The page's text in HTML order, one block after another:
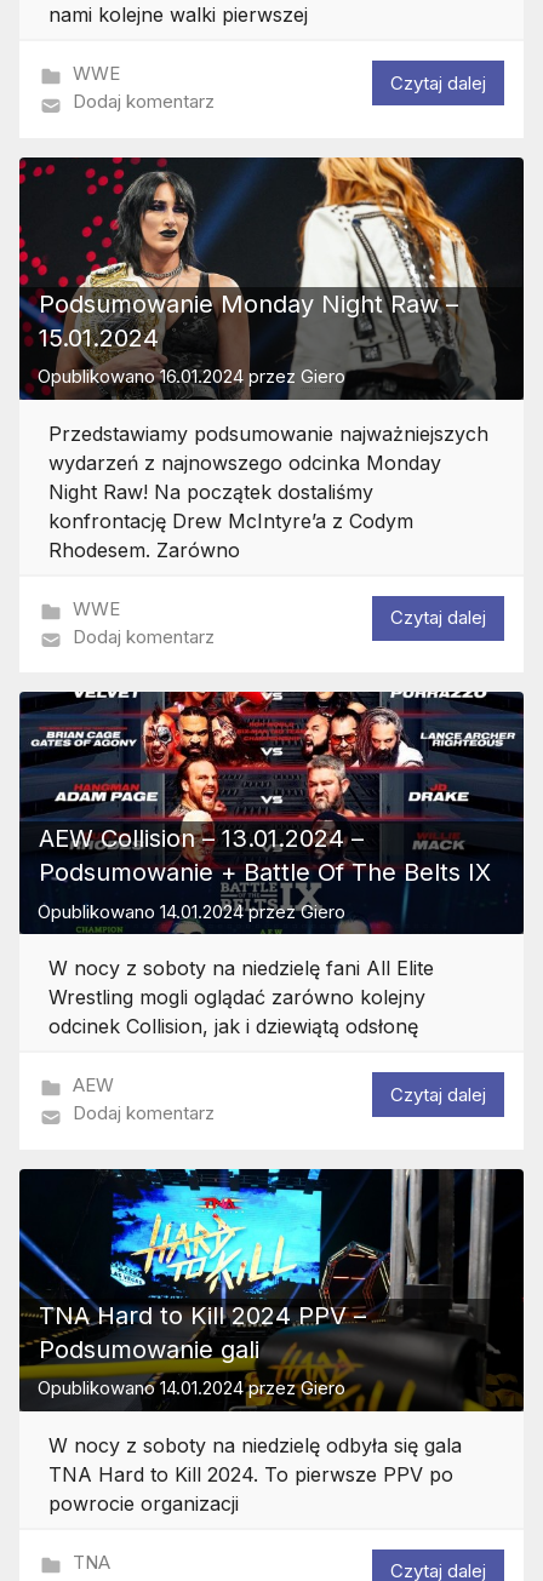
nami kolejne walki pierwszej
WWE
Dodaj komentarz
Czytaj dalej
Podsumowanie Monday Night Raw –
15.01.2024
Opublikowano16.01.2024 przez Giero
Przedstawiamy podsumowanie najważniejszych
wydarzeń z najnowszego odcinka Monday
Night Raw! Na początek dostaliśmy
konfrontację Drew McIntyre’a z Codym
Rhodesem. Zarówno
WWE
Dodaj komentarz
Czytaj dalej
AEW Collision – 13.01.2024 –
Podsumowanie + Battle Of The Belts IX
Opublikowano 14.01.2024przezGiero
W nocy z soboty na niedzielę fani All Elite
Wrestling mogli oglądać zarówno kolejny
odcinek Collision, jak i dziewiątą odsłonę
AEW
Dodaj komentarz
Czytaj dalej
TNA Hard to Kill 2024 PPV –
Podsumowanie gali
Opublikowano14.01.2024przezGiero
W nocy z soboty na niedzielę odbyła się gala
TNA Hard to Kill 2024. To pierwsze PPV po
powrocie organizacji
TNA
Czytaj dalej